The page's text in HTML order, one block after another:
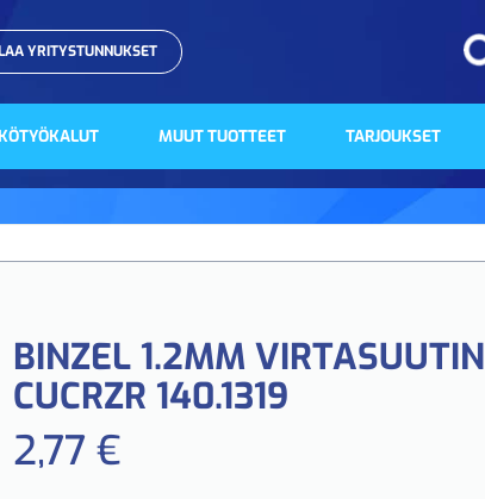
YRITYSTUNNUKSET
MUUT TUOTTEET TARJOUKSET
BINZEL 1.2MM VIRTASUUTIN
CUCRZR 140.1319
2,77 €